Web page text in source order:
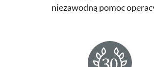
niezawodną pomoc